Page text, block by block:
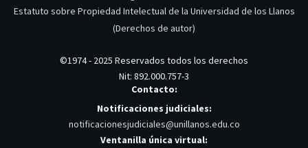
Estatuto sobre Propiedad Intelectual de la Universidad de los Llanos
(Derechos de autor)
©1974 - 2025 Reservados todos los derechos
Nit: 892.000.757-3
Contacto:
Notificaciones judiciales:
notificacionesjudiciales@unillanos.edu.co
Ventanilla única virtual: